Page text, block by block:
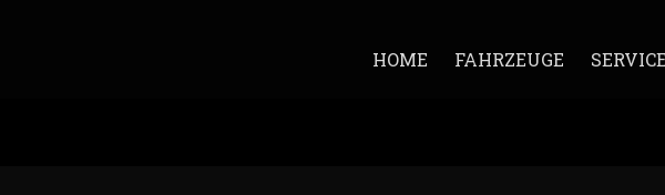
HOME FAHRZEUGE SERVICE